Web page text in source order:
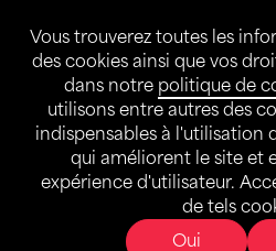
Vous trouverez toutes les
des cookies ainsi que vos
dans notre politique de
utilisons entre autres des
indispensables à l'utilisation
qui améliorent le site et
expérience d'utilisateur.
de tels
Oui
Manifestation de la
gymnastique, le Gymotion
gymnastique le plus
rassemble des sociétés de
qui se produisent sur une
L’édition 2023 au
près de 400 gymnastes de
13'500 spectateurs. En
déroulé pour la première